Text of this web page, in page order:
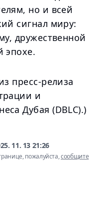
но и всей
сигнал миру:
дружественной
эпохе.
пресс-релиза
и
Дубая (DBLC).)
11. 13 21:26
пожалуйста,сообщите